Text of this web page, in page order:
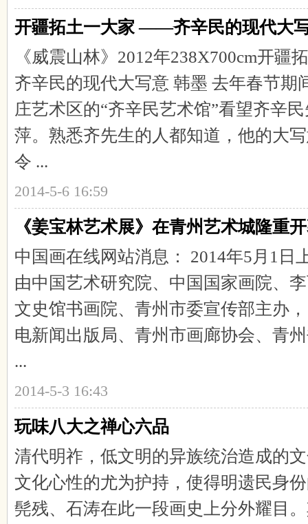
开疆拓土一大家 ——齐辛民的现代大
《威震山林》2012年238X700cm开
齐辛民的现代大写意 韩墨 去年春节期
庄艺术区的“齐辛民艺术馆”看望齐辛
萍。熟悉齐先生的人都知道，他的大
令 ...
2014-5-6 16:59
《姜宝林艺术展》在青州艺术城隆重
中国画在线网站消息： 2014年5月1日
由中国艺术研究院、中国国家画院、
文史馆书画院、青州市委宣传部主办
电新闻出版局、青州市画廊协会、青
...
2014-5-3 16:43
玩味八大之禅心六品
清代明祚，低文明的异族统治造成的
文化心性的尤为护持，使得明遗民身
髡残、石涛在此一段画史上分外耀目